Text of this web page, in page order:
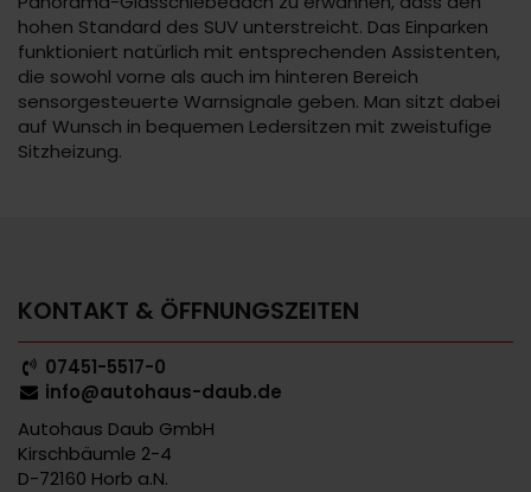
hohen Standard des SUV unterstreicht. Das Einparken
funktioniert natürlich mit entsprechenden Assistenten,
die sowohl vorne als auch im hinteren Bereich
sensorgesteuerte Warnsignale geben. Man sitzt dabei
auf Wunsch in bequemen Ledersitzen mit zweistufige
Sitzheizung.
KONTAKT & ÖFFNUNGSZEITEN
07451-5517-0
info@autohaus-daub.de
Autohaus Daub GmbH
Kirschbäumle 2-4
D-72160 Horb a.N.